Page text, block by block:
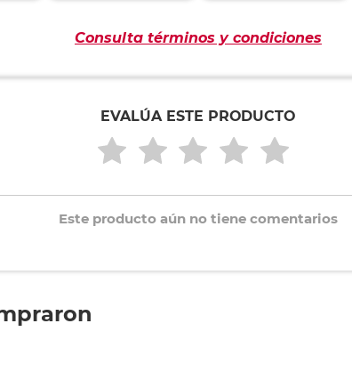
Consulta términos y condiciones
EVALÚA ESTE PRODUCTO
Este producto aún no tiene comentarios